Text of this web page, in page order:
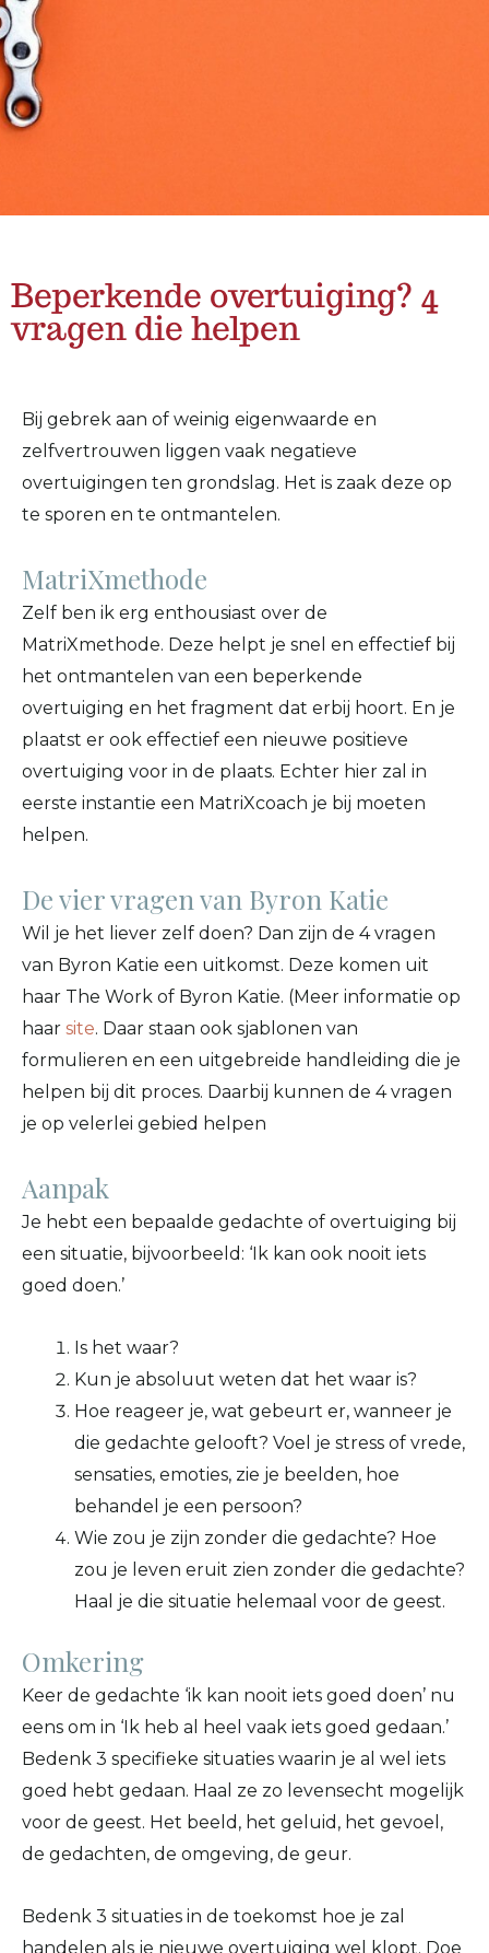
Beperkende overtuiging? 4
vragen die helpen
Bij gebrek aan of weinig eigenwaarde en
zelfvertrouwen liggen vaak negatieve
overtuigingen ten grondslag. Het is zaak deze op
te sporen en te ontmantelen.
MatriXmethode
Zelf ben ik erg enthousiast over de
MatriXmethode. Deze helpt je snel en effectief bij
het ontmantelen van een beperkende
overtuiging en het fragment dat erbij hoort. En je
plaatst er ook effectief een nieuwe positieve
overtuiging voor in de plaats. Echter hier zal in
eerste instantie een MatriXcoach je bij moeten
helpen.
De vier vragen van Byron Katie
Wil je het liever zelf doen? Dan zijn de 4 vragen
van Byron Katie een uitkomst. Deze komen uit
haar The Work of Byron Katie. (Meer informatie op
haar site. Daar staan ook sjablonen van
formulieren en een uitgebreide handleiding die je
helpen bij dit proces. Daarbij kunnen de 4 vragen
je op velerlei gebied helpen
Aanpak
Je hebt een bepaalde gedachte of overtuiging bij
een situatie, bijvoorbeeld: ‘Ik kan ook nooit iets
goed doen.’
Is het waar?
Kun je absoluut weten dat het waar is?
Hoe reageer je, wat gebeurt er, wanneer je
die gedachte gelooft? Voel je stress of vrede,
sensaties, emoties, zie je beelden, hoe
behandel je een persoon?
Wie zou je zijn zonder die gedachte? Hoe
zou je leven eruit zien zonder die gedachte?
Haal je die situatie helemaal voor de geest.
Omkering
Keer de gedachte ‘ik kan nooit iets goed doen’ nu
eens om in ‘Ik heb al heel vaak iets goed gedaan.’
Bedenk 3 specifieke situaties waarin je al wel iets
goed hebt gedaan. Haal ze zo levensecht mogelijk
voor de geest. Het beeld, het geluid, het gevoel,
de gedachten, de omgeving, de geur.
Bedenk 3 situaties in de toekomst hoe je zal
handelen als je nieuwe overtuiging wel klopt. Doe